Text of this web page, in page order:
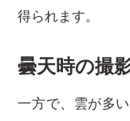
得られます。
曇天時の撮
一方で、雲が多